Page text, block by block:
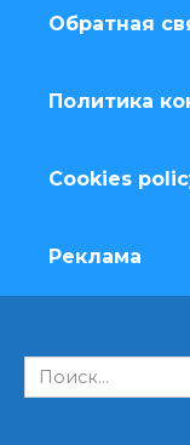
Обратная
Политика
Cookies
Реклама
Search
for: